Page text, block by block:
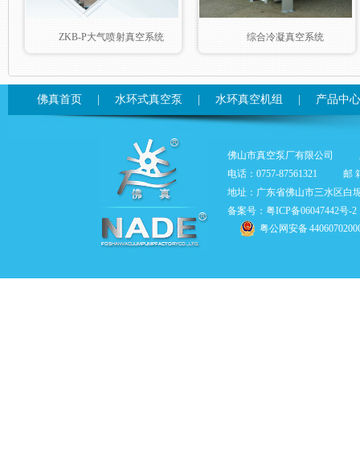
ZKB-P大气喷射真空系统 综合冷凝真空系统
佛真首页 水环式真空泵 水环真空机组 产品中心
佛山市真空泵厂有限公司
电话：0757-87561321
邮
地址：广东省佛山市三水区白
备案号：粤ICP备06047442号-2
粤公网安备